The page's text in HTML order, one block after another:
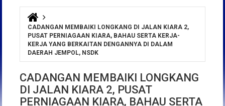
You are here
CADANGAN MEMBAIKI LONGKANG DI JALAN KIARA 2,
PUSAT PERNIAGAAN KIARA, BAHAU SERTA KERJA-
KERJA YANG BERKAITAN DENGANNYA DI DALAM
DAERAH JEMPOL, NSDK
CADANGAN MEMBAIKI LONGKANG
DI JALAN KIARA 2, PUSAT
PERNIAGAAN KIARA, BAHAU SERTA